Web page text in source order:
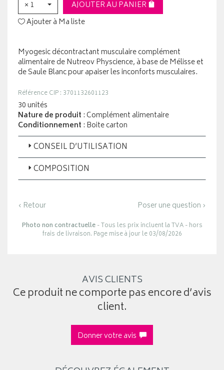
× 1
AJOUTER AU PANIER
Ajouter à Ma liste
Myogesic décontractant musculaire complément
alimentaire de Nutreov Physcience, à base de Mélisse et
de Saule Blanc pour apaiser les inconforts musculaires.
Référence CIP : 3701132601123
30 unités
Nature de produit : Complément alimentaire
Conditionnement : Boite carton
CONSEIL D’UTILISATION
COMPOSITION
‹ Retour Poser une question ›
Photo non contractuelle- Tous les prix incluent la TVA - hors
frais de livraison. Page mise à jour le 03/08/2026
AVIS CLIENTS
Ce produit ne comporte pas encore d’avis
client.
Donner votre avis